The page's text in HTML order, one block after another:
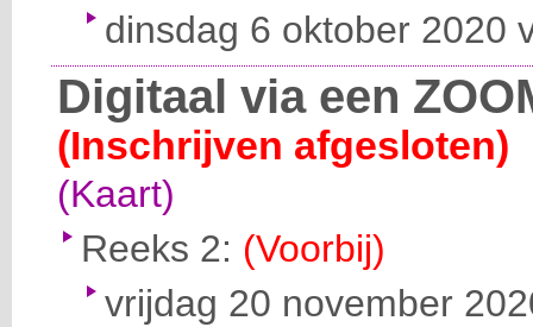
dinsdag 6 oktober 2020
Digitaal via een
(Inschrijven afgesloten)
(Kaart)
Reeks 2: (Voorbij)
vrijdag 20 november